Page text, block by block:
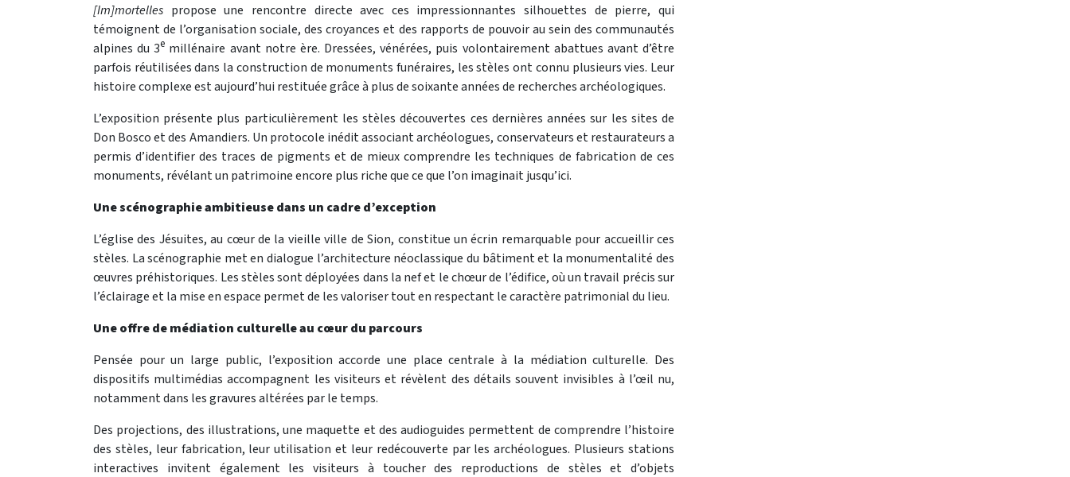
[Im]mortelles propose une rencontre directe avec ces impressionnantes silhouettes de pierre, qui
témoignent de l’organisation sociale, des croyances et des rapports de pouvoir au sein des communautés
alpines du 3e millénaire avant notre ère. Dressées, vénérées, puis volontairement abattues avant d’être
parfois réutilisées dans la construction de monuments funéraires, les stèles ont connu plusieurs vies. Leur
histoire complexe est aujourd’hui restituée grâce à plus de soixante années de recherches archéologiques.
L’exposition présente plus particulièrement les stèles découvertes ces dernières années sur les sites de
Don Bosco et des Amandiers. Un protocole inédit associant archéologues, conservateurs et restaurateurs a
permis d’identifier des traces de pigments et de mieux comprendre les techniques de fabrication de ces
monuments, révélant un patrimoine encore plus riche que ce que l’on imaginait jusqu’ici.
Une scénographie ambitieuse dans un cadre d’exception
L’église des Jésuites, au cœur de la vieille ville de Sion, constitue un écrin remarquable pour accueillir ces
stèles. La scénographie met en dialogue l’architecture néoclassique du bâtiment et la monumentalité des
œuvres préhistoriques. Les stèles sont déployées dans la nef et le chœur de l’édifice, où un travail précis sur
l’éclairage et la mise en espace permet de les valoriser tout en respectant le caractère patrimonial du lieu.
Une offre de médiation culturelle au cœur du parcours
Pensée pour un large public, l’exposition accorde une place centrale à la médiation culturelle. Des
dispositifs multimédias accompagnent les visiteurs et révèlent des détails souvent invisibles à l’œil nu,
notamment dans les gravures altérées par le temps.
Des projections, des illustrations, une maquette et des audioguides permettent de comprendre l’histoire
des stèles, leur fabrication, leur utilisation et leur redécouverte par les archéologues. Plusieurs stations
interactives invitent également les visiteurs à toucher des reproductions de stèles et d’objets